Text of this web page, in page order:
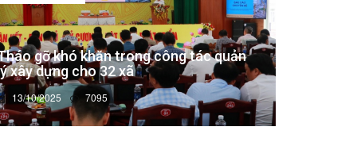
gỡ khó khăn trong công tác quản
xây dựng cho 32 xã
13/10/2025 7095